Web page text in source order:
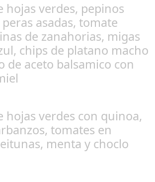
hojas verdes, pepinos
asadas, tomate
de zanahorias, migas
chips de platano macho
de aceto balsamico con
hojas verdes con quinoa,
tomates en
menta y choclo